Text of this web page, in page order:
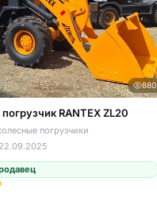
880
RANTEX ZL20
погрузчики
22.09.2025